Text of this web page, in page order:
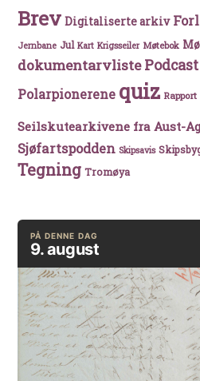
Brev Digitaliserte arkiv
Jernbane Jul Kart Krigsseiler Møtebok
dokumentarvlistePodcast
Polarpionerene quiz Rapport
Seilskutearkivene fra Aust-
Sjøfartspodden Skipsavis
Tegning Tromøya